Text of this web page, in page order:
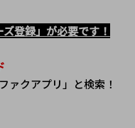
登録」が必要です！
クアプリ」と検索！